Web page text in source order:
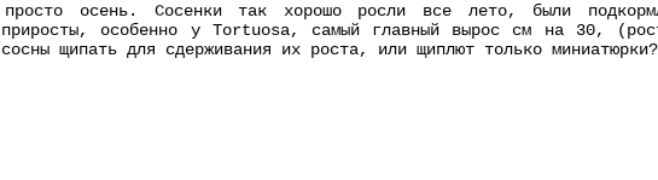
осень. Сосенки так хорошо росли все лето, были
приросты, особенно у Tortuosa, самый главный вырос см на 30,
щипать для сдерживания их роста, или щиплют только миниатюрки?